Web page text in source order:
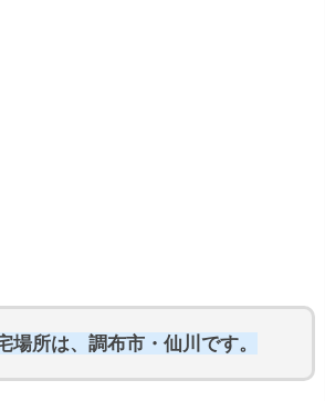
場所は、調布市・仙川です。